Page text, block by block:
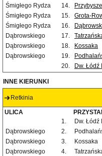
Śmigłego Rydza
14.
Śmigłego Rydza
15. Grota-
Śmigłego Rydza
16.
Dąbrowskiego
17.
Dąbrowskiego
18. Kossaka
Dąbrowskiego
19.
20.
Dw. Łódź
INNE KIERUNKI
Retkinia
ULICA
1.
Dw. Łódź
Dąbrowskiego
2.
Dąbrowskiego
3.
Kossaka
Dąbrowskiego
4.